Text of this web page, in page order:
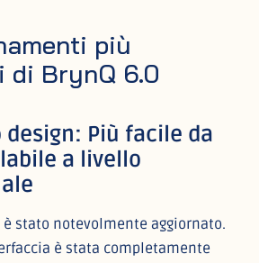
più
di BrynQ 6.0
design: Più facile da
a livello
è stato notevolmente aggiornato.
è stata completamente